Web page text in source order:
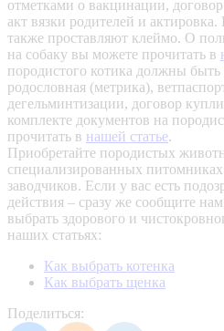
отметками о вакцинации,
акт вязки родителей и
также проставляют клеймо. О
на собаку вы можете прочитать в
породистого котика должны
родословная (метрика),
дегельминтизации, договор
комплекте документов на
прочитать в нашей статье.
Приобретайте породистых
специализированных
заводчиков. Если у вас есть
действия – сразу же сообщите
выбрать здорового и
наших статьях:
Как выбрать котенка
Как выбрать щенка
Поделиться: